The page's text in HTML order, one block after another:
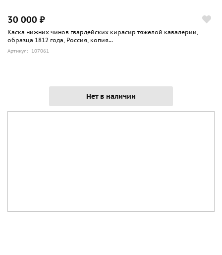
30 000 ₽
Каска нижних чинов гвардейских кирасир тяжелой кавалерии,
образца 1812 года, Россия, копия...
Артикул: 107061
Нет в наличии